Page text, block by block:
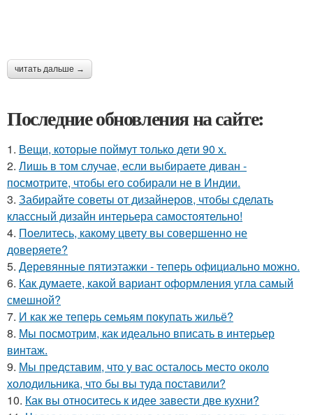
читать дальше →
Последние обновления на сайте:
1. Вещи, которые поймут только дети 90 х.
2. Лишь в том случае, если выбираете диван -
посмотрите, чтобы его собирали не в Индии.
3. Забирайте советы от дизайнеров, чтобы сделать
классный дизайн интерьера самостоятельно!
4. Поелитесь, какому цвету вы совершенно не
доверяете?
5. Деревянные пятиэтажки - теперь официально можно.
6. Как думаете, какой вариант оформления угла самый
смешной?
7. И как же теперь семьям покупать жильё?
8. Мы посмотрим, как идеально вписать в интерьер
винтаж.
9. Мы представим, что у вас осталось место около
холодильника, что бы вы туда поставили?
10. Как вы относитесь к идее завести две кухни?